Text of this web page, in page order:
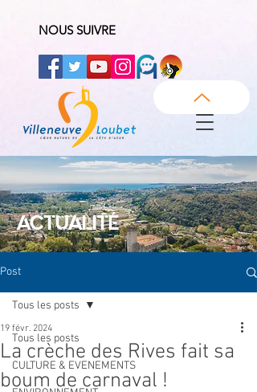
NOUS SUIVRE
ACTUALITÉ
Post
Tous les posts
CULTURE & EVENEMENTS
Tous les posts
La crèche des Rives fait sa
boum de carnaval !
19 févr. 2024